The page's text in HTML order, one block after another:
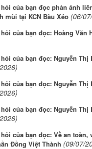
của bạn đọc phản ánh
mùi tại KCN Bàu Xéo (06/
của bạn đọc: Hoàng Văn
của bạn đọc: Nguyễn Thị
của bạn đọc: Nguyễn Thị
của bạn đọc: Nguyễn Thị
của bạn đọc: Về an toàn,
Đồng Việt Thành (09/07/